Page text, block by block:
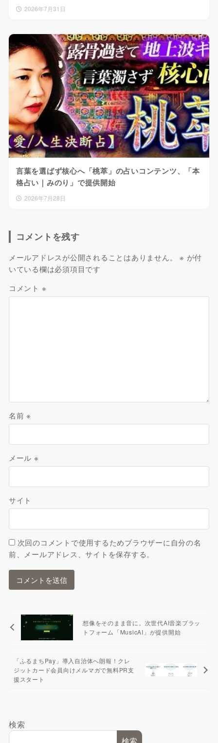
2026年7月31日
言葉を選ばず核心へ「桃萃」の占いコンテンツ、「本
格占い｜みのり」で提供開始
2026年7月28日
コメントを残す
メールアドレスが公開されることはありません。 ※ が付
いている欄は必須項目です
コメント ※
名前※
メール ※
サイト
次回のコメントで使用するためブラウザーに自分の名
前、メールアドレス、サイトを保存する。
想像をそのまま音に。次世代AI音楽プラッ
トフォーム「MusicAI」が提供開始
「ふるまちPay」導入自治体へ朗報！クレ
ジットカード会員向けメルマガで無料PR支
援スタート
検索
検索